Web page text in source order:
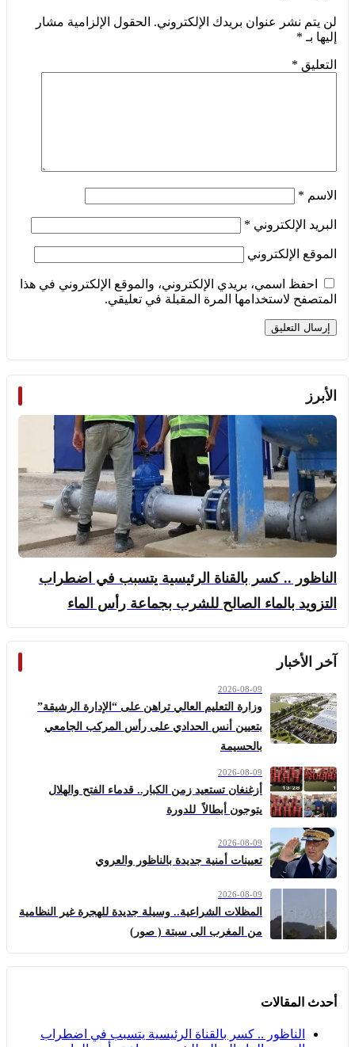
لن يتم نشر عنوان بريدك الإلكتروني. الحقول الإلزامية مشار
إليها بـ *
التعليق *
الاسم *
البريد الإلكتروني *
الموقع الإلكتروني
احفظ اسمي، بريدي الإلكتروني، والموقع الإلكتروني في هذا
المتصفح لاستخدامها المرة المقبلة في تعليقي.
الأبرز
الناظور .. كسر بالقناة الرئيسية يتسبب في اضطراب
التزويد بالماء الصالح للشرب بجماعة رأس الماء
آخر الأخبار
2026-08-09
وزارة التعليم العالي تراهن على “الإدارة الرشيقة”
بتعيين أنس الحدادي على رأس المركب الجامعي
بالحسيمة
2026-08-09
أزغنغان تستعيد زمن الكبار.. قدماء الفتح والهلال
يتوجون أبطالاً للدورة
2026-08-09
تعيينات أمنية جديدة بالناظور والعروي
2026-08-09
المظلات الشراعية.. وسيلة جديدة للهجرة غير النظامية
من المغرب الى سبتة ( صور)
أحدث المقالات
الناظور .. كسر بالقناة الرئيسية يتسبب في اضطراب